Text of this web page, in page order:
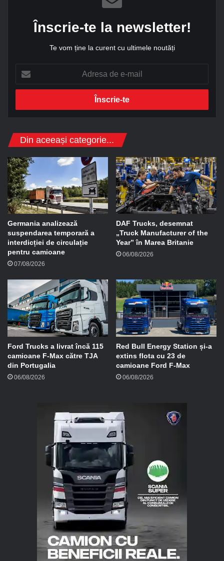
Înscrie-te la newsletter!
Te vom ține la curent cu ultimele noutăți
r
s
d
-
m
a
i
l
Din aceeași categorie...
Germania analizează
suspendarea temporară a
interdicției de circulație
pentru camioane
07/08/2026
DAF Trucks, desemnat
„Truck Manufacturer of the
Year” în Marea Britanie
06/08/2026
Ford Trucks a livrat încă 115
camioane F-Max către TJA
din Portugalia
06/08/2026
Red Bull Energy Station și-a
extins flota cu 23 de
camioane Ford F-Max
06/08/2026